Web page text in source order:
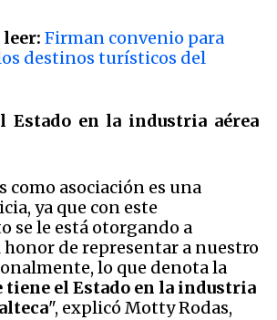
leer: Firman convenio para
destinos turísticos del
Estado en la industria aérea
como asociación es una
ya que con este
se le está otorgando a
de representar a nuestro
lo que denota la
tiene el Estado en la industria
", explicó Motty Rodas,